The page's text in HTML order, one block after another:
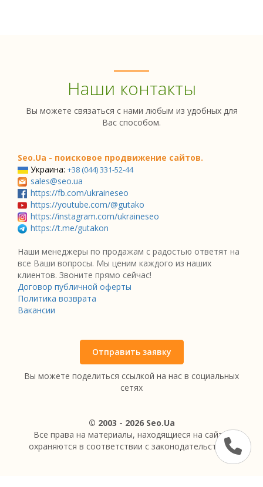
Наши контакты
Вы можете связаться с нами любым из удобных для
Вас способом.
Seo.Ua - поисковое продвижение сайтов.
Украина: +38 (044) 331-52-44
sales@seo.ua
https://fb.com/ukraineseo
https://youtube.com/@gutako
https://instagram.com/ukraineseo
https://t.me/gutakon
Наши менеджеры по продажам с радостью ответят на
все Ваши вопросы. Мы ценим каждого из наших
клиентов. Звоните прямо сейчас!
Договор публичной оферты
Политика возврата
Вакансии
Отправить заявку
Вы можете поделиться ссылкой на нас в социальных
сетях
© 2003 - 2026 Seo.Ua
Все права на материалы, находящиеся на сайте,
охраняются в соответствии с законодательством.